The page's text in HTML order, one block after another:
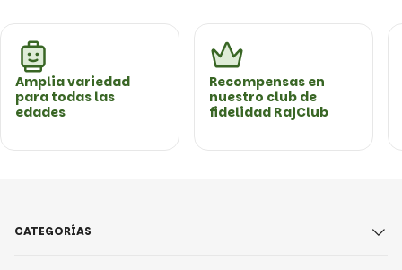
Amplia variedad
para todas las
edades
Recompensas en
nuestro club de
fidelidad RajClub
CATEGORÍAS